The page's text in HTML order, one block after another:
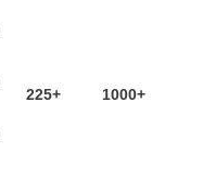
225+ 1000+